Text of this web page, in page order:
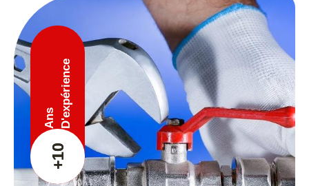
+10
Ans D'expérience